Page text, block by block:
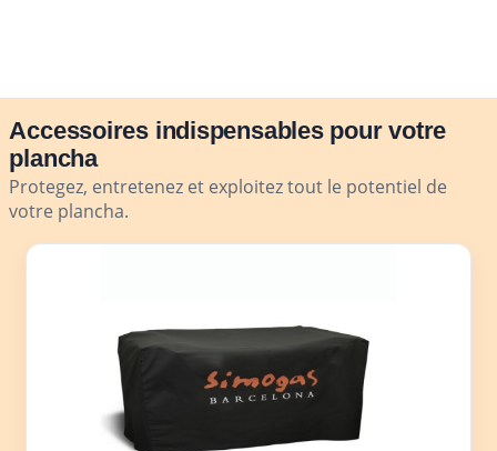
Accessoires indispensables pour votre
plancha
Protegez, entretenez et exploitez tout le potentiel de
votre plancha.